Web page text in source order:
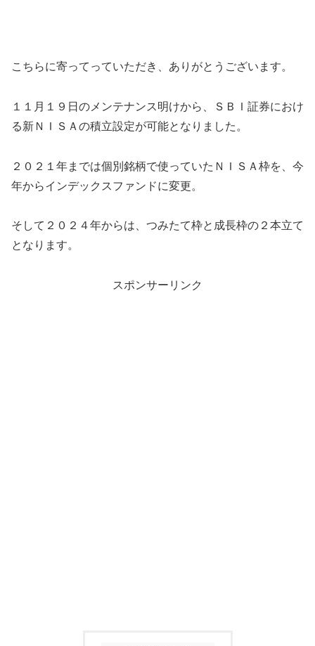
こちらに寄ってっていただき、ありがとうございます。
１１月１９日のメンテナンス明けから、ＳＢＩ証券におけ
る新ＮＩＳＡの積立設定が可能となりました。
２０２１年までは個別銘柄で使っていたＮＩＳＡ枠を、今
年からインデックスファンドに変更。
そして２０２４年からは、つみたて枠と成長枠の２本立て
となります。
スポンサーリンク